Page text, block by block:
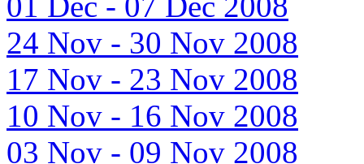
24 Nov - 30 Nov 2008
17 Nov - 23 Nov 2008
10 Nov - 16 Nov 2008
03 Nov - 09 Nov 2008